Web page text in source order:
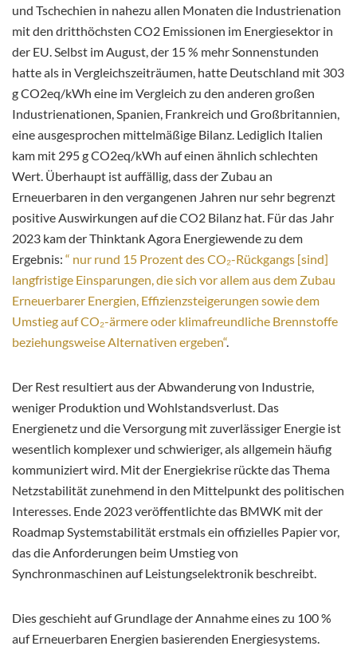
und Tschechien in nahezu allen Monaten die Industrienation
mit den dritthöchsten CO2 Emissionen im Energiesektor in
der EU. Selbst im August, der 15 % mehr Sonnenstunden
hatte als in Vergleichszeiträumen, hatte Deutschland mit 303
g CO2eq/kWh eine im Vergleich zu den anderen großen
Industrienationen, Spanien, Frankreich und Großbritannien,
eine ausgesprochen mittelmäßige Bilanz. Lediglich Italien
kam mit 295 g CO2eq/kWh auf einen ähnlich schlechten
Wert. Überhaupt ist auffällig, dass der Zubau an
Erneuerbaren in den vergangenen Jahren nur sehr begrenzt
positive Auswirkungen auf die CO2 Bilanz hat. Für das Jahr
2023 kam der Thinktank Agora Energiewende zu dem
Ergebnis: “ nur rund 15 Prozent des CO₂-Rückgangs [sind]
langfristige Einsparungen, die sich vor allem aus dem Zubau
Erneuerbarer Energien, Effizienzsteigerungen sowie dem
Umstieg auf CO₂-ärmere oder klimafreundliche Brennstoffe
beziehungsweise Alternativen ergeben“.
Der Rest resultiert aus der Abwanderung von Industrie,
weniger Produktion und Wohlstandsverlust. Das
Energienetz und die Versorgung mit zuverlässiger Energie ist
wesentlich komplexer und schwieriger, als allgemein häufig
kommuniziert wird. Mit der Energiekrise rückte das Thema
Netzstabilität zunehmend in den Mittelpunkt des politischen
Interesses. Ende 2023 veröffentlichte das BMWK mit der
Roadmap Systemstabilität erstmals ein offizielles Papier vor,
das die Anforderungen beim Umstieg von
Synchronmaschinen auf Leistungselektronik beschreibt.
Dies geschieht auf Grundlage der Annahme eines zu 100 %
auf Erneuerbaren Energien basierenden Energiesystems.